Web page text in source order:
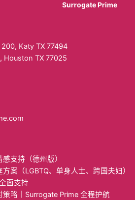
Surrogate Prime
Katy TX 77494
Houston TX 77025
支持（德州版）
案（LGBTQ、单身人士、跨国夫妇）
面支持
略｜Surrogate Prime 全程护航